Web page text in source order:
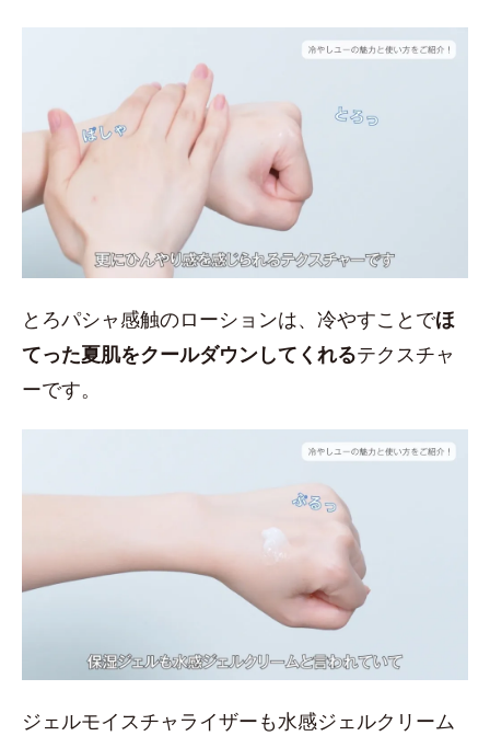
とろパシャ感触のローションは、冷やすことでほ
てった夏肌をクールダウンしてくれるテクスチャ
ーです。
ジェルモイスチャライザーも水感ジェルクリーム